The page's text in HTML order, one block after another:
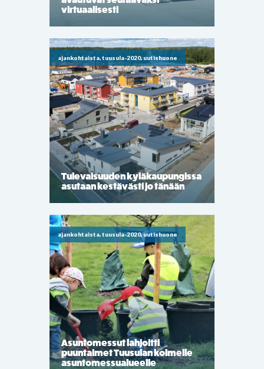
virtuaalisesti
ajankohtaista, tuusula-2020, uutishuone
Tulevaisuuden kyläkaupungissa
asutaan kestävästi jo tänään
ajankohtaista, tuusula-2020, uutishuone
Asuntomessut lahjoitti
puuntaimet Tuusulan kolmelle
asuntomessualueelle